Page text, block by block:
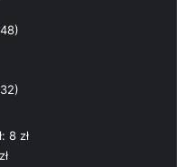
8 zł